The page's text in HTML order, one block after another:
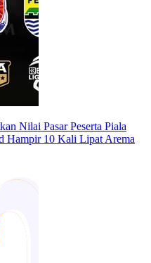
Nilai Pasar Peserta Piala
Hampir 10 Kali Lipat Arema